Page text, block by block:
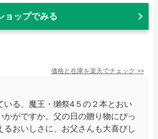
ョップでみる
価格と在庫を楽天でチェック >>
いる、魔王・獺祭4５の２本とおい
かがですか。父の日の贈り物にぴっ
るおいしさに、お父さんも大喜びし